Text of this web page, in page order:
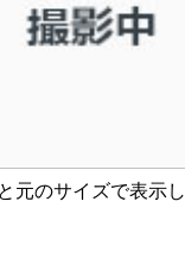
元のサイズで表示